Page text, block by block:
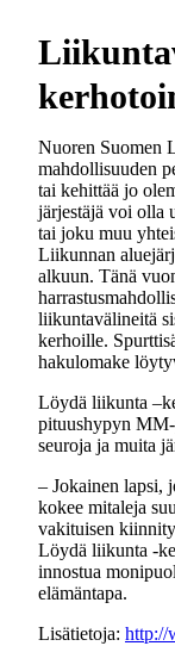
Nuoren Suomen
mahdollisuuden
tai kehittää jo
järjestäjä voi olla
tai joku muu
Liikunnan
alkuun. Tänä
liikuntavälineitä
kerhoille.
hakulomake
Löydä liikunta
pituushypyn
seuroja ja muita
– Jokainen lapsi,
kokee mitaleja
vakituisen
Löydä liikunta -
innostua
elämäntapa.
Lisätietoja: http://